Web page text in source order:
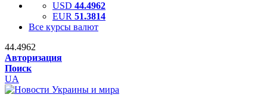
USD 44.4962
EUR 51.3814
Все курсы валют
44.4962
Авторизация
Поиск
UA